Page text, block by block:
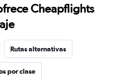
Cheapflights
Rutas alternativas
por clase